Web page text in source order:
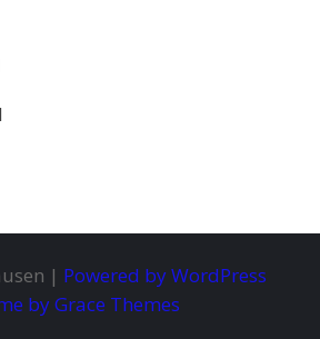
| Powered by WordPress
by Grace Themes